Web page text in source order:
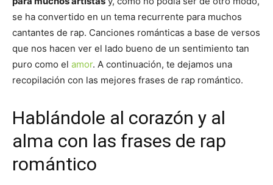
se ha convertido en un tema recurrente para muchos
cantantes de rap. Canciones románticas a base de versos
que nos hacen ver el lado bueno de un sentimiento tan
puro como el amor. A continuación, te dejamos una
recopilación con las mejores frases de rap romántico.
Hablándole al corazón y al
alma con las frases de rap
romántico